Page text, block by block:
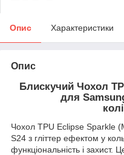
Опис Характеристики
Опис
Блискучий Чохол
для
Чохол TPU Eclipse Sparkle
S24 з гліттер ефектом у
функціональність і захист.